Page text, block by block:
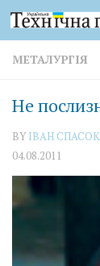
Skip to
МЕТАЛУРГІЯ
Не
BY IВАН
04.08.2011